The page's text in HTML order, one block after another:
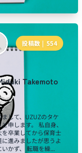
投稿数 | 554
Takemoto
まして、UZUZのタケ
と申します。 私自身、
を卒業してから保育士
に進みましたが思うよ
いかず、 転職を繰...